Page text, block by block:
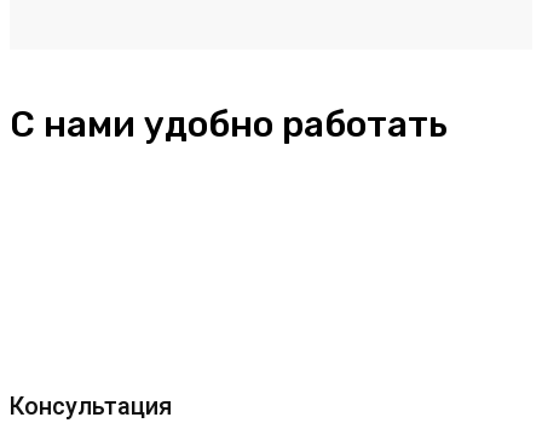
С нами удобно работать
Консультация